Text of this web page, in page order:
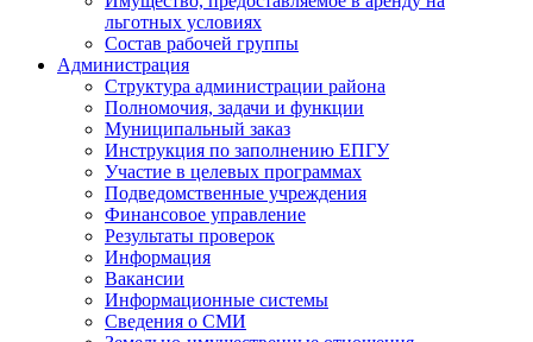
льготных условиях
Состав рабочей группы
Администрация
Структура администрации района
Полномочия, задачи и функции
Муниципальный заказ
Инструкция по заполнению ЕПГУ
Участие в целевых программах
Подведомственные учреждения
Финансовое управление
Результаты проверок
Информация
Вакансии
Информационные системы
Сведения о СМИ